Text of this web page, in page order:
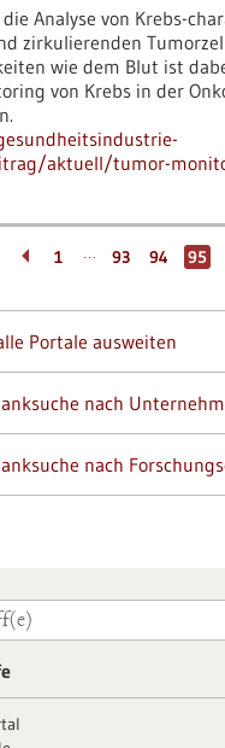
Analyse von Krebs-
zirkulierenden
wie dem Blut ist
von Krebs in der
aktuell/tumor-
1 … 93 94 95
Portale ausweiten
nach
nach